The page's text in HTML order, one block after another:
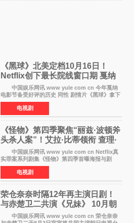
《黑球》北美定档10月16日！
Netflix创下最长院线窗口期 戛纳
最佳导演加持
中国娱乐网讯 www yule com cn 今年戛纳
电影节备受好评的历史 同性 剧情片《黑球》拿下
Netflix美国发行电影的最长院线放映期——该片
最新定档今年10月16日美国影院上映（此前定档
11月6日，如
电视剧
《怪物》第四季聚焦“丽兹·波顿斧
头杀人案”！艾拉·比蒂领衔 查理·
汉纳姆、莎拉·保
中国娱乐网讯 www yule com cn Netflix真
实罪案系列剧集《怪物》第四季首曝海报与剧
照，聚焦鹅妈妈童谣亦有记载的著名血腥杀人案
——丽兹·波顿砍死生父与继母案。 本季由艾
拉·比蒂饰
电视剧
荣仓奈奈时隔12年再主演日剧！
与赤楚卫二共演《兄妹》 10月朝
日新档开播
中国娱乐网讯 www yule com cn 荣仓奈奈